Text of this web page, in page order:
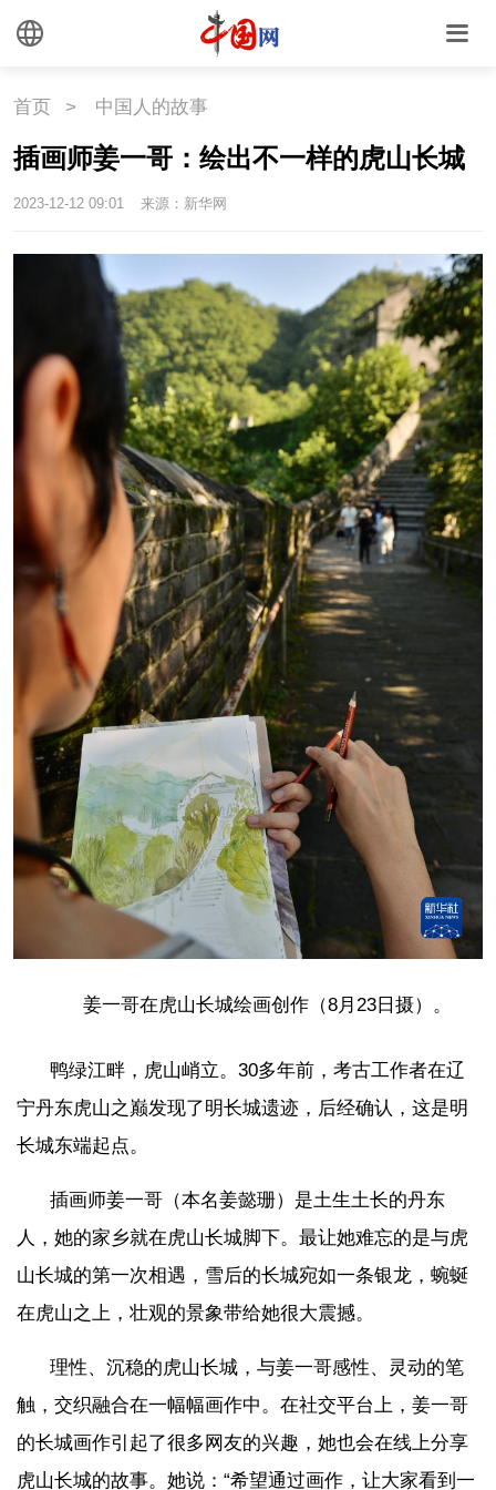
首页 > 中国人的故事
插画师姜一哥：绘出不一样的虎山长城
2023-12-12 09:01 来源：新华网
姜一哥在虎山长城绘画创作（8月23日摄）。
鸭绿江畔，虎山峭立。30多年前，考古工作者在辽
宁丹东虎山之巅发现了明长城遗迹，后经确认，这是明
长城东端起点。
插画师姜一哥（本名姜懿珊）是土生土长的丹东
人，她的家乡就在虎山长城脚下。最让她难忘的是与虎
山长城的第一次相遇，雪后的长城宛如一条银龙，蜿蜒
在虎山之上，壮观的景象带给她很大震撼。
理性、沉稳的虎山长城，与姜一哥感性、灵动的笔
触，交织融合在一幅幅画作中。在社交平台上，姜一哥
的长城画作引起了很多网友的兴趣，她也会在线上分享
虎山长城的故事。她说：“希望通过画作，让大家看到一